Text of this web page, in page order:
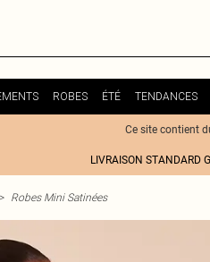
ROBES ÉTÉ TENDANCES
Ce site contient
LIVRAISON STANDARD
> Robes Mini Satinées